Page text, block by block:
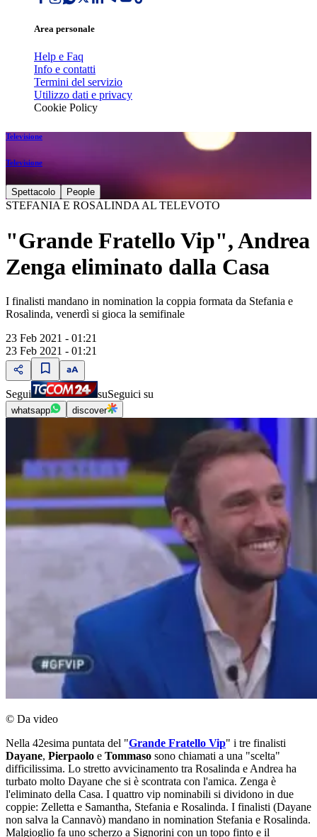
Area personale
Help e Faq
Info e contatti
Termini del servizio
Utilizzo dati e privacy
Cookie Policy
Televisione
Televisione
Spettacolo People
STEFANIA E ROSALINDA AL TELEVOTO
"Grande Fratello Vip", Andrea
Zenga eliminato dalla Casa
I finalisti mandano in nomination la coppia formata da Stefania e
Rosalinda, venerdì si gioca la semifinale
23 Feb 2021 - 01:21
23 Feb 2021 - 01:21
Segui suSeguici su
whatsapp discover
© Da video
Nella 42esima puntata del "Grande Fratello Vip" i tre finalisti
Dayane, Pierpaolo e Tommaso sono chiamati a una "scelta"
difficilissima. Lo stretto avvicinamento tra Rosalinda e Andrea ha
turbato molto Dayane che si è scontrata con l'amica. Zenga è
l'eliminato della Casa. I quattro vip nominabili si dividono in due
coppie: Zelletta e Samantha, Stefania e Rosalinda. I finalisti (Dayane
non salva la Cannavò) mandano in nomination Stefania e Rosalinda.
Malgioglio fa uno scherzo a Signorini con un topo finto e il